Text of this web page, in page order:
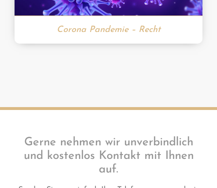
Corona Pandemie – Recht
Gerne nehmen wir unverbindlich
und kostenlos Kontakt mit Ihnen
auf.